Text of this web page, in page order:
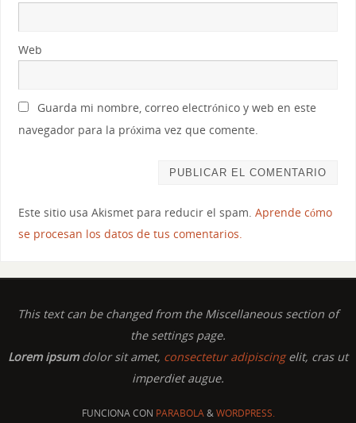
Web
Guarda mi nombre, correo electrónico y web en este
navegador para la próxima vez que comente.
Este sitio usa Akismet para reducir el spam. Aprende cómo
se procesan los datos de tus comentarios.
This text can be changed from the Miscellaneous section of
the settings page.
Lorem ipsumdolor sit amet, consectetur adipiscingelit, cras ut
imperdiet augue.
FUNCIONA CON PARABOLA&WORDPRESS.